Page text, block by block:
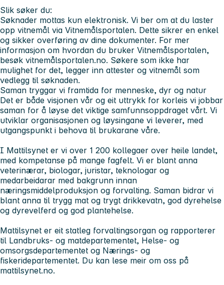
Slik søker du:
Søknader mottas kun elektronisk. Vi ber om at du laster
opp vitnemål via Vitnemålsportalen. Dette sikrer en enkel
og sikker overføring av dine dokumenter. For mer
informasjon om hvordan du bruker Vitnemålsportalen,
besøk vitnemålsportalen.no. Søkere som ikke har
mulighet for det, legger inn attester og vitnemål som
vedlegg til søknaden.
Saman tryggar vi framtida for menneske, dyr og natur
Det er både visjonen vår og eit uttrykk for korleis vi jobbar
saman for å løyse det viktige samfunnsoppdraget vårt. Vi
utviklar organisasjonen og løysingane vi leverer, med
utgangspunkt i behova til brukarane våre.
I Mattilsynet er vi over 1 200 kollegaer over heile landet,
med kompetanse på mange fagfelt. Vi er blant anna
veterinærar, biologar, juristar, teknologar og
medarbeidarar med bakgrunn innan
næringsmiddelproduksjon og forvalting. Saman bidrar vi
blant anna til trygg mat og trygt drikkevatn, god dyrehelse
og dyrevelferd og god plantehelse.
Mattilsynet er eit statleg forvaltingsorgan og rapporterer
til Landbruks- og matdepartementet, Helse- og
omsorgsdepartementet og Nærings- og
fiskeridepartementet. Du kan lese meir om oss på
mattilsynet.no.